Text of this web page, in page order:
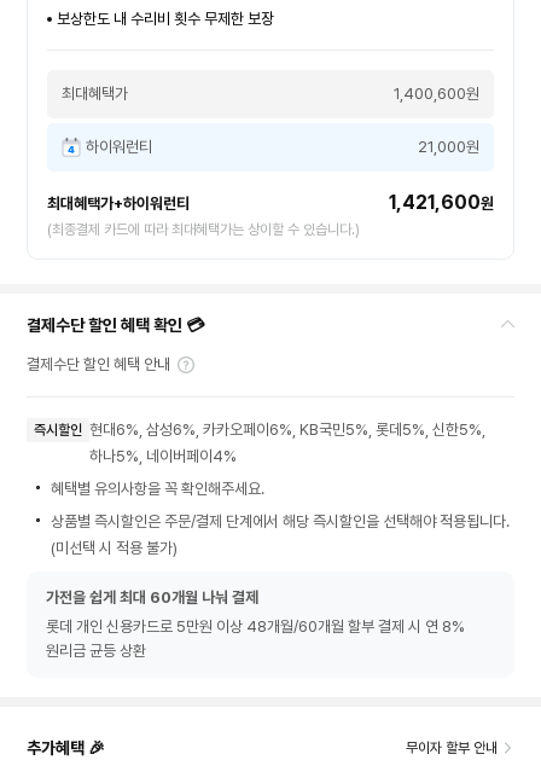
보상한도 내 수리비 횟수 무제한 보장
최대혜택가 1,400,600원
하이워런티 21,000원
최대혜택가+하이워런티 1,421,600원
(최종결제 카드에 따라 최대혜택가는 상이할 수 있습니다.)
결제수단 할인 혜택 확인 💳
결제수단 할인 혜택 안내
즉시할인 현대6%, 삼성6%, 카카오페이6%, KB국민5%, 롯데5%, 신한5%,
하나5%, 네이버페이4%
혜택별 유의사항을 꼭 확인해주세요.
상품별 즉시할인은 주문/결제 단계에서 해당 즉시할인을 선택해야 적용됩니다.
(미선택 시 적용 불가)
가전을 쉽게 최대 60개월 나눠 결제
롯데 개인 신용카드로 5만원 이상 48개월/60개월 할부 결제 시 연 8%
원리금 균등 상환
추가혜택 🎉 무이자 할부 안내